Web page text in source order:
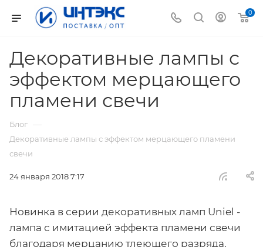
0
Декоративные лампы с
эффектом мерцающего
пламени свечи
Блог —
Декоративные лампы с эффектом мерцающего пламени
свечи
24 января 2018 7:17
Новинка в серии декоративных ламп Uniel -
лампа с имитацией эффекта пламени свечи
благодаря мерцанию тлеющего разряда.